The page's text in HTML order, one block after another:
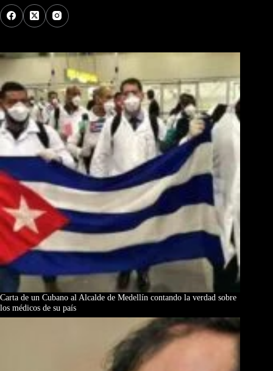
Carta de un Cubano al Alcalde de Medellín contando la verdad sobre
los médicos de su país